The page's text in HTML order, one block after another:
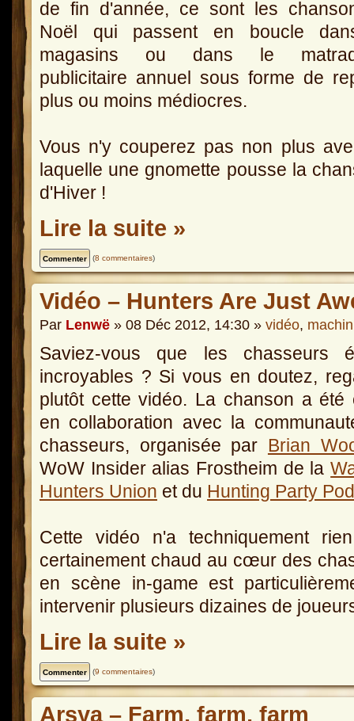
de fin d'année, ce sont les
Noël qui passent en boucle
magasins ou dans le
publicitaire annuel sous forme de
plus ou moins médiocres.
Vous n'y couperez pas non plus
laquelle une gnomette pousse la
d'Hiver !
Lire la suite »
(8 commentaires)
Vidéo – Hunters Are Just
Par Lenwë » 08 Déc 2012, 14:30 » vidéo,
Saviez-vous que les chasseurs
incroyables ? Si vous en doutez,
plutôt cette vidéo. La chanson a été
en collaboration avec la
chasseurs, organisée par Brian
WoW Insider alias Frostheim de la
Hunters Union et du Hunting Party
Cette vidéo n'a techniquement
certainement chaud au cœur des
en scène in-game est
intervenir plusieurs dizaines de
Lire la suite »
(9 commentaires)
Arsya – Farm, farm, farm